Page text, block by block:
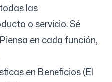
las
o servicio. Sé
en cada función,
en Beneficios (El